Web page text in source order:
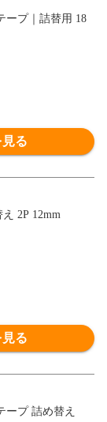
ープ｜詰替用 18
る
2P 12mm
る
ープ 詰め替え